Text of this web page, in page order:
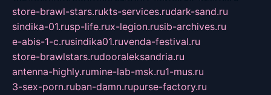
store-brawl-stars.rukts-services.rudark-sand.ru
sindika-01.rusp-life.rux-legion.rusib-archives.ru
e-abis-1-c.rusindika01.ruvenda-festival.ru
store-brawlstars.rudooraleksandria.ru
antenna-highly.rumine-lab-msk.ru1-mus.ru
3-sex-porn.ruban-damn.rupurse-factory.ru